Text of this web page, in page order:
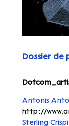
Dossier de
Antonis
http://
Sterling